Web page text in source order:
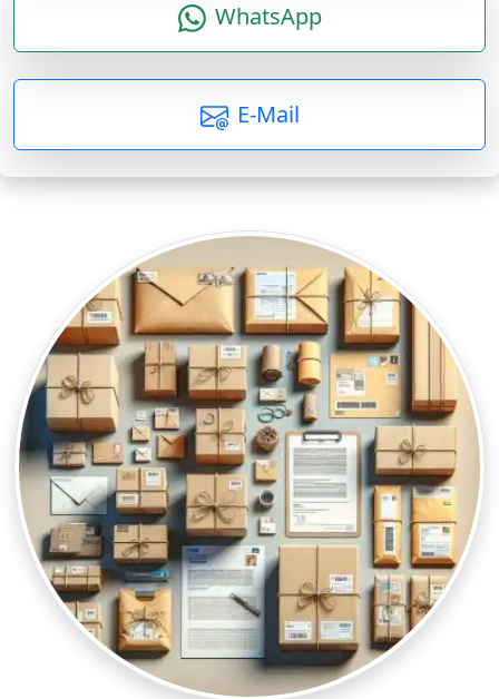
WhatsApp
E-Mail